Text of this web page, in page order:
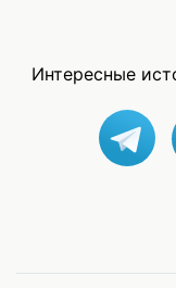
Интересные